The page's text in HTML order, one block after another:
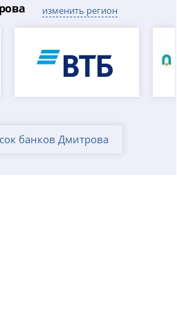
изменить регион
банков Дмитрова